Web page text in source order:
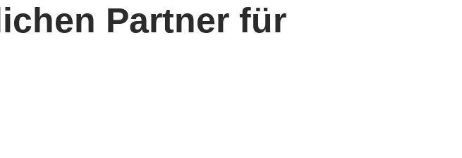
Partner für